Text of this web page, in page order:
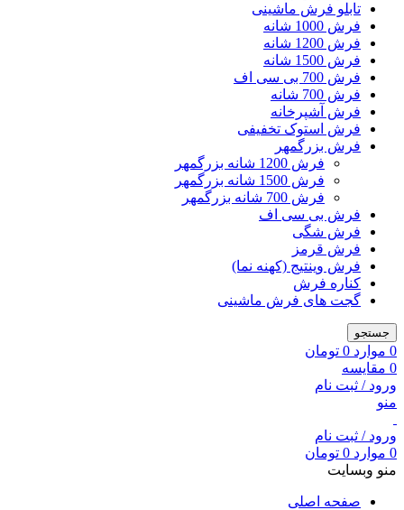
تابلو فرش ماشینی
فرش 1000 شانه
فرش 1200 شانه
فرش 1500 شانه
فرش 700 بی سی اف
فرش 700 شانه
فرش آشپرخانه
فرش استوک تخفیفی
فرش بزرگمهر
فرش 1200 شانه بزرگمهر
فرش 1500 شانه بزرگمهر
فرش 700 شانه بزرگمهر
فرش بی سی اف
فرش شگی
فرش قرمز
فرش وینتیج (کهنه نما)
کناره فرش
گجت های فرش ماشینی
جستجو
0 موارد 0 تومان
0 مقایسه
ورود / ثبت نام
منو
ورود / ثبت نام
0 موارد 0 تومان
منو وبسایت
صفحه اصلی